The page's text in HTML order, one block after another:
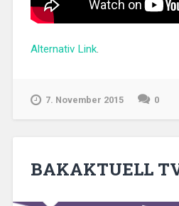
Alternativ Link.
7. November 2015 0
BAKAKTUELL